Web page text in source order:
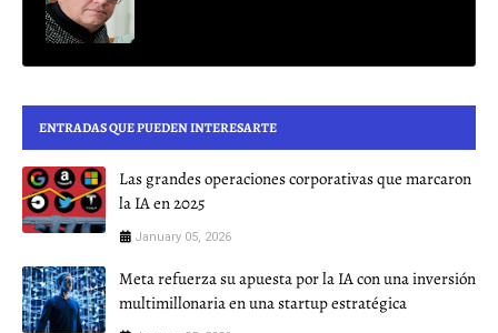
ENTRADAS QUE PUEDEN INTERESARTE
Las grandes operaciones corporativas que marcaron
la IA en 2025
January 05, 2026
Meta refuerza su apuesta por la IA con una inversión
multimillonaria en una startup estratégica